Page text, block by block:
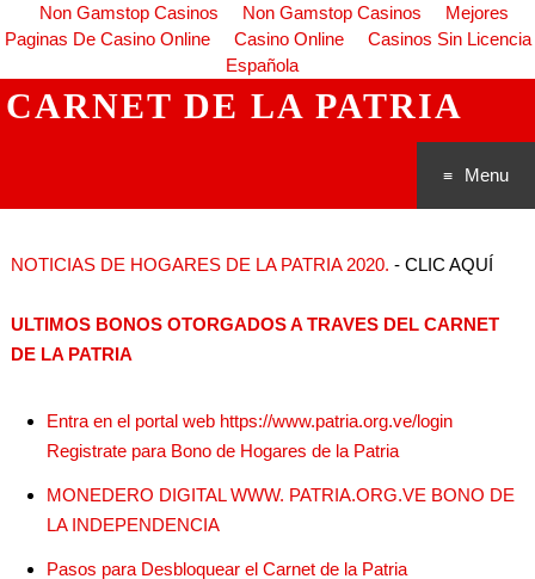
Non Gamstop Casinos Non Gamstop Casinos
Mejores
Paginas De Casino Online
Casino Online
Casinos Sin Licencia
Española
CARNET DE LA PATRIA
Menu
do
NOTICIAS DE HOGARES DE LA PATRIA 2020. - CLIC AQUÍ
ULTIMOS BONOS OTORGADOS A TRAVES DEL CARNET
DE LA PATRIA
Entra en el portal web https://www.patria.org.ve/login
Registrate para Bono de Hogares de la Patria
MONEDERO DIGITAL WWW. PATRIA.ORG.VE BONO DE
LA INDEPENDENCIA
Pasos para Desbloquear el Carnet de la Patria